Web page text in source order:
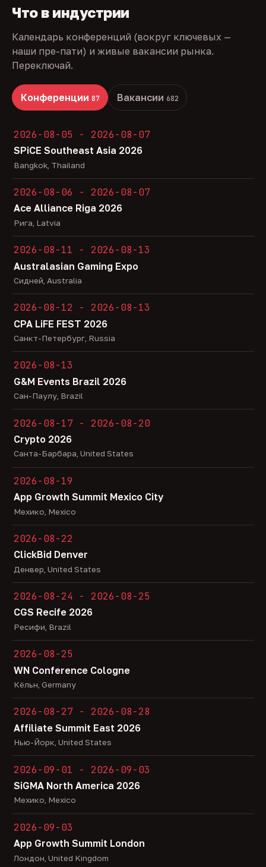
Что в индустрии
Календарь конференций (вокруг ключевых —
наши пре-пати) и живые вакансии рынка.
Переключай.
Конференции 87 Вакансии 682
2026-08-05 - 2026-08-07
SPiCE Southeast Asia 2026
Bangkok, Thailand
2026-08-06 - 2026-08-07
Ace Alliance Riga 2026
Рига, Latvia
2026-08-11 - 2026-08-13
Australasian Gaming Expo
Сидней, Australia
2026-08-12 - 2026-08-13
CPA LiFE FEST 2026
Санкт-Петербург, Russia
2026-08-13
G&M Events Brazil 2026
Сан-Паулу, Brazil
2026-08-17 - 2026-08-20
Crypto 2026
Санта-Барбара, United States
2026-08-19
App Growth Summit Mexico City
Мехико, Mexico
2026-08-22
ClickBid Denver
Денвер, United States
2026-08-24 - 2026-08-25
CGS Recife 2026
Ресифи, Brazil
2026-08-25
WN Conference Cologne
Кёльн, Germany
2026-08-27 - 2026-08-28
Affiliate Summit East 2026
Нью-Йорк, United States
2026-09-01 - 2026-09-03
SiGMA North America 2026
Мехико, Mexico
2026-09-03
App Growth Summit London
Лондон, United Kingdom